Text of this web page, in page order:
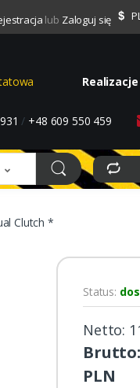
lub Zaloguj się
Realizacje
/ +48 609 550 459
Clutch *
Status:
Netto:
Brutto:
PLN